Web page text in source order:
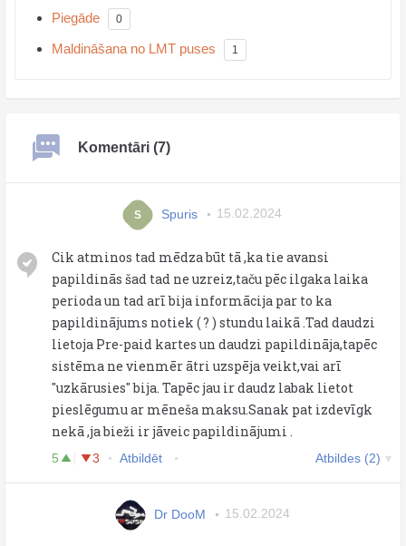
Piegāde 0
Maldināšana no LMT puses 1
Komentāri (7)
S Spuris 15.02.2024
Cik atminos tad mēdza būt tā ,ka tie avansi
papildinās šad tad ne uzreiz,taču pēc ilgaka laika
perioda un tad arī bija informācija par to ka
papildinājums notiek ( ? ) stundu laikā .Tad daudzi
lietoja Pre-paid kartes un daudzi papildināja,tapēc
sistēma ne vienmēr ātri uzspēja veikt,vai arī
''uzkārusies'' bija. Tapēc jau ir daudz labak lietot
pieslēgumu ar mēneša maksu.Sanak pat izdevīgk
nekā ,ja bieži ir jāveic papildinājumi .
5 3 Atbildēt Atbildes (2)
Dr DooM 15.02.2024